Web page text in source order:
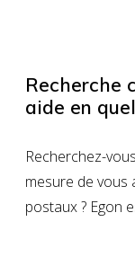
Recherche
aide en
Recherchez-
mesure de vous
postaux ? Egon